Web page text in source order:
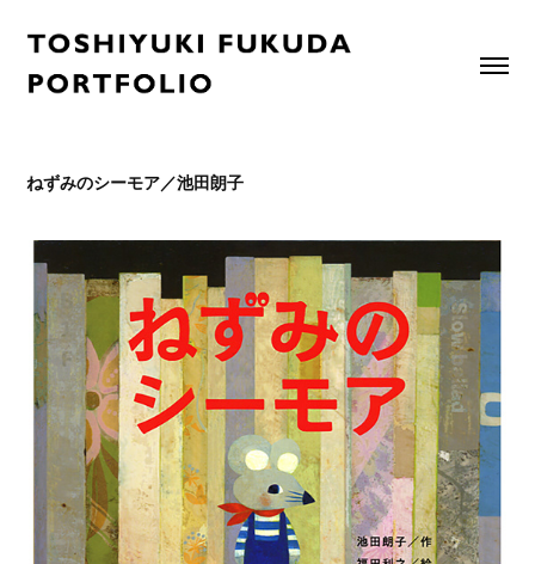
ねずみのシーモア／池田朗子